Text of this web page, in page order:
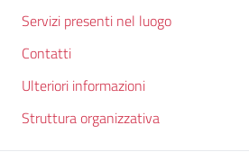
Servizi presenti nel luogo
Contatti
Ulteriori informazioni
Struttura organizzativa